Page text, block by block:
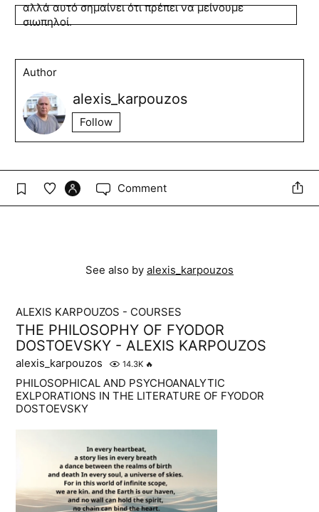
αλλά αυτό σημαίνει ότι πρέπει να μείνουμε
σιωπηλοί.
Author
alexis_karpouzos
Follow
Comment
See also by alexis_karpouzos
ALEXIS KARPOUZOS - COURSES
THE PHILOSOPHY OF FYODOR
DOSTOEVSKY - ALEXIS KARPOUZOS
alexis_karpouzos 14.3K 🔥
PHILOSOPHICAL AND PSYCHOANALYTIC
EXLPORATIONS IN THE LITERATURE OF FYODOR
DOSTOEVSKY